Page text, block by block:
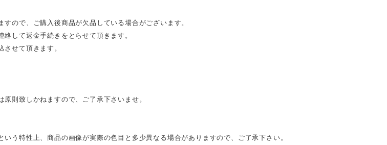
ので、ご購入後商品が欠品している場合がございます。
して返金手続きをとらせて頂きます。
せて頂きます。
則致しかねますので、ご了承下さいませ。
う特性上、商品の画像が実際の色目と多少異なる場合がありますので、ご了承下さい。